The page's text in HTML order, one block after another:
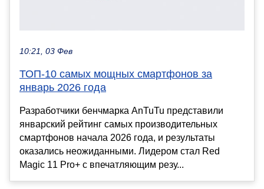
10:21, 03 Фев
ТОП-10 самых мощных смартфонов за
январь 2026 года
Разработчики бенчмарка AnTuTu представили
январский рейтинг самых производительных
смартфонов начала 2026 года, и результаты
оказались неожиданными. Лидером стал Red
Magic 11 Pro+ с впечатляющим резу...